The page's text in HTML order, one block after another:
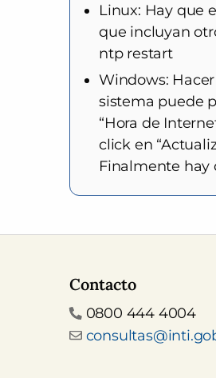
Linux: Hay que
que incluyan
ntp restart
Windows:
sistema puede
“Hora de
click en
Finalmente hay
Contacto
Teléfono
0800 444 4004
Email